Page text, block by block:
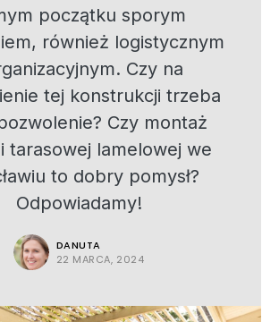
początku sporym
również logistycznym
Czy na
tej konstrukcji trzeba
Czy montaż
tarasowej lamelowej we
to dobry pomysł?
Odpowiadamy!
DANUTA
22 MARCA, 2024